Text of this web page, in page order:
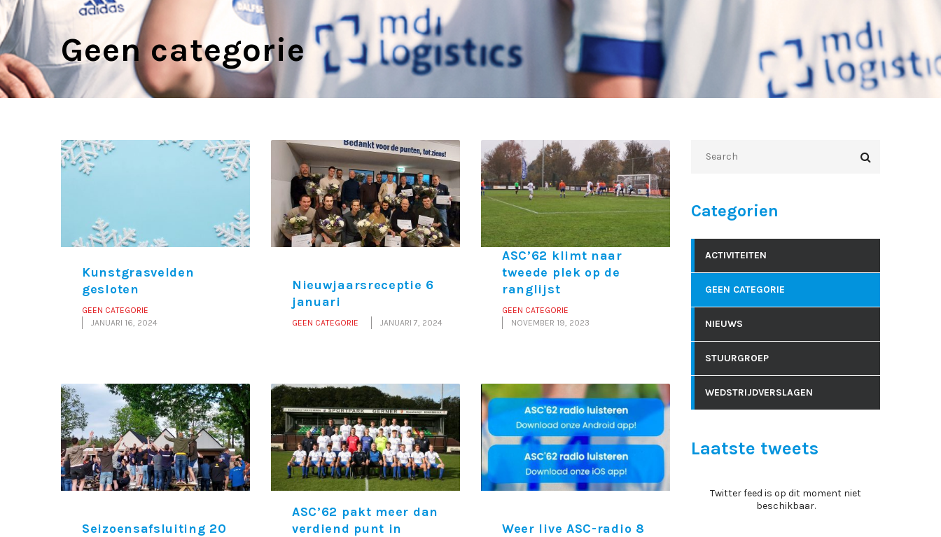
Geen categorie
Kunstgrasvelden
gesloten
GEEN CATEGORIE
JANUARI 16, 2024
Nieuwjaarsreceptie 6
januari
GEEN CATEGORIE JANUARI 7, 2024
ASC’62 klimt naar
tweede plek op de
ranglijst
GEEN CATEGORIE
NOVEMBER 19, 2023
Seizoensafsluiting 20
ASC’62 pakt meer dan
verdiend punt in
Weer live ASC-radio 8
Categorien
ACTIVITEITEN
GEEN CATEGORIE
NIEUWS
STUURGROEP
WEDSTRIJDVERSLAGEN
Laatste tweets
Twitter feed is op dit moment niet
beschikbaar.